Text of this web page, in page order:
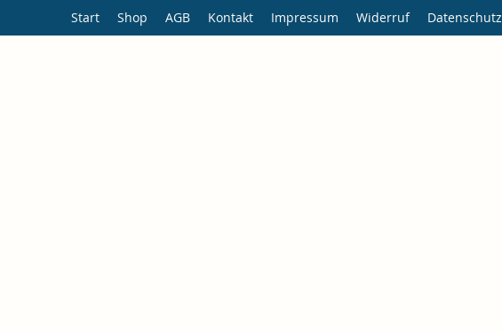
Start Shop AGB Kontakt Impressum Widerruf Datenschutz